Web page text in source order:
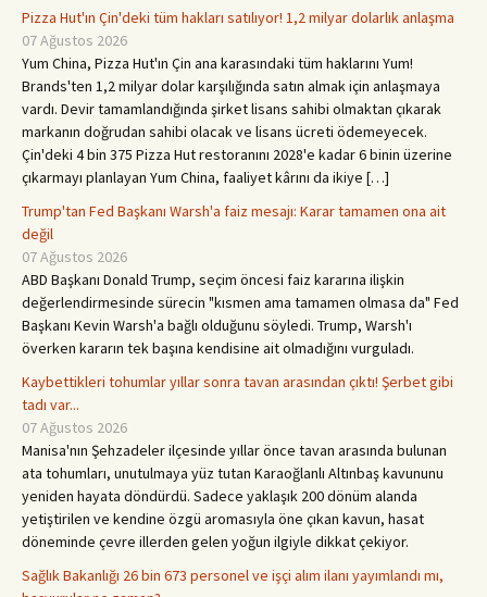
Pizza Hut'ın Çin'deki tüm hakları satılıyor! 1,2 milyar dolarlık anlaşma
07 Ağustos 2026
Yum China, Pizza Hut'ın Çin ana karasındaki tüm haklarını Yum!
Brands'ten 1,2 milyar dolar karşılığında satın almak için anlaşmaya
vardı. Devir tamamlandığında şirket lisans sahibi olmaktan çıkarak
markanın doğrudan sahibi olacak ve lisans ücreti ödemeyecek.
Çin'deki 4 bin 375 Pizza Hut restoranını 2028'e kadar 6 binin üzerine
çıkarmayı planlayan Yum China, faaliyet kârını da ikiye […]
Trump'tan Fed Başkanı Warsh'a faiz mesajı: Karar tamamen ona ait
değil
07 Ağustos 2026
ABD Başkanı Donald Trump, seçim öncesi faiz kararına ilişkin
değerlendirmesinde sürecin "kısmen ama tamamen olmasa da" Fed
Başkanı Kevin Warsh'a bağlı olduğunu söyledi. Trump, Warsh'ı
överken kararın tek başına kendisine ait olmadığını vurguladı.
Kaybettikleri tohumlar yıllar sonra tavan arasından çıktı! Şerbet gibi
tadı var...
07 Ağustos 2026
Manisa'nın Şehzadeler ilçesinde yıllar önce tavan arasında bulunan
ata tohumları, unutulmaya yüz tutan Karaoğlanlı Altınbaş kavununu
yeniden hayata döndürdü. Sadece yaklaşık 200 dönüm alanda
yetiştirilen ve kendine özgü aromasıyla öne çıkan kavun, hasat
döneminde çevre illerden gelen yoğun ilgiyle dikkat çekiyor.
Sağlık Bakanlığı 26 bin 673 personel ve işçi alım ilanı yayımlandı mı,